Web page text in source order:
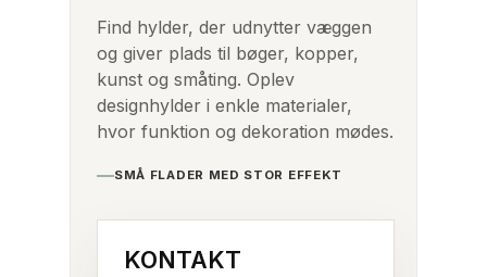
Find hylder, der udnytter væggen
og giver plads til bøger, kopper,
kunst og småting. Oplev
designhylder i enkle materialer,
hvor funktion og dekoration mødes.
SMÅ FLADER MED STOR EFFEKT
KONTAKT